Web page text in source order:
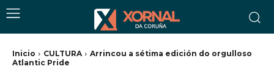
Inicio CULTURA
Arrincou a sétima edición do orgulloso
Atlantic Pride